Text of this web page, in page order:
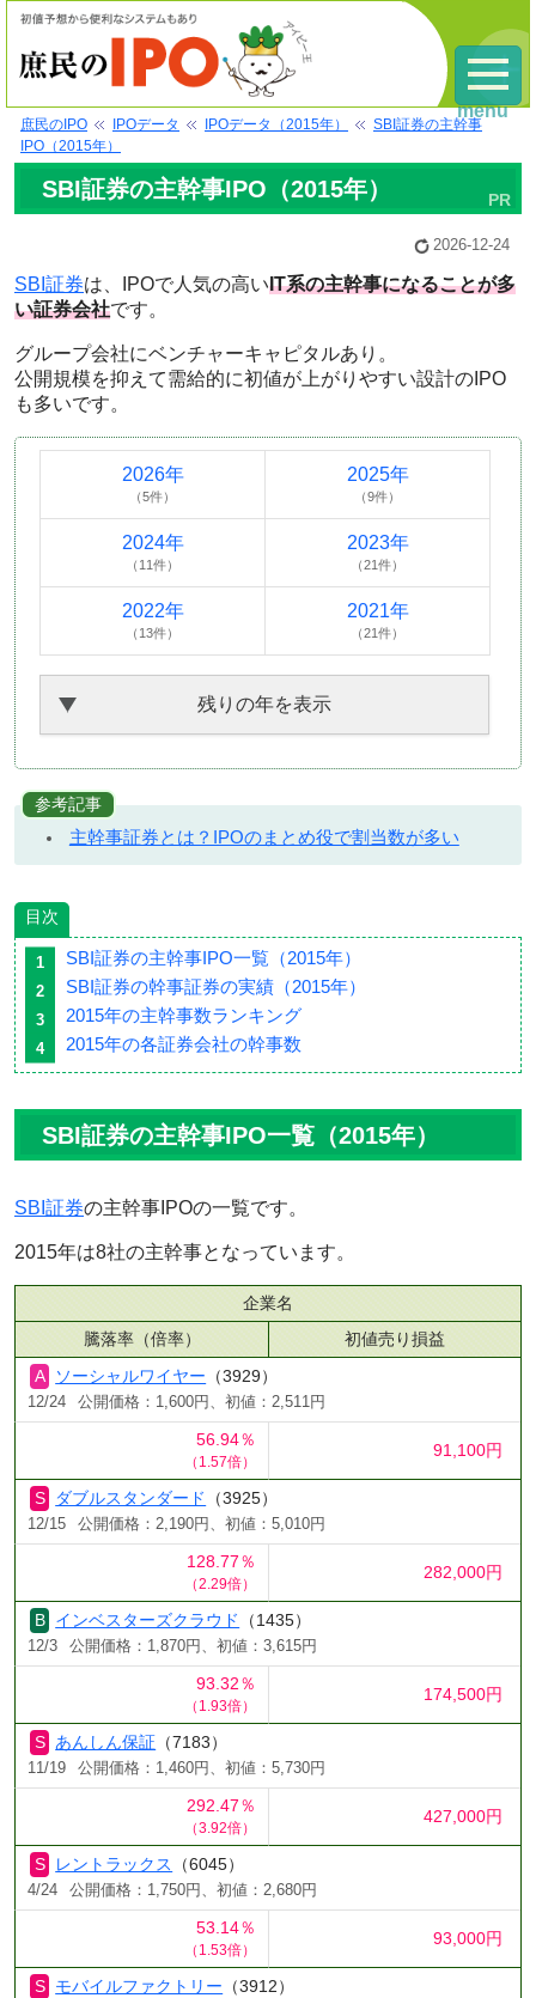
庶民のIPO IPOデータ IPOデータ（2015年）
SBI証券の主幹事
IPO（2015年）
SBI証券の主幹事IPO（2015年）
2026-12-24
SBI証券は、IPOで人気の高いIT系の主幹事になることが多
い証券会社です。
グループ会社にベンチャーキャピタルあり。
公開規模を抑えて需給的に初値が上がりやすい設計のIPO
も多いです。
2026年
（5件）
2025年
（9件）
2024年
（11件）
2023年
（21件）
2022年
（13件）
2021年
（21件）
残りの年を表示
参考記事
主幹事証券とは？IPOのまとめ役で割当数が多い
目次
SBI証券の主幹事IPO一覧（2015年）
SBI証券の幹事証券の実績（2015年）
2015年の主幹事数ランキング
2015年の各証券会社の幹事数
SBI証券の主幹事IPO一覧（2015年）
SBI証券の主幹事IPOの一覧です。
2015年は8社の主幹事となっています。
企業名
騰落率（倍率）
初値売り損益
ソーシャルワイヤー （3929）
12/24 公開価格：1,600円、初値：2,511円
56.94％
（1.57倍）
91,100円
ダブルスタンダード （3925）
12/15 公開価格：2,190円、初値：5,010円
128.77％
（2.29倍）
282,000円
インベスターズクラウド （1435）
12/3 公開価格：1,870円、初値：3,615円
93.32％
（1.93倍）
174,500円
あんしん保証 （7183）
11/19 公開価格：1,460円、初値：5,730円
292.47％
（3.92倍）
427,000円
レントラックス （6045）
4/24 公開価格：1,750円、初値：2,680円
53.14％
（1.53倍）
93,000円
モバイルファクトリー （3912）
menu